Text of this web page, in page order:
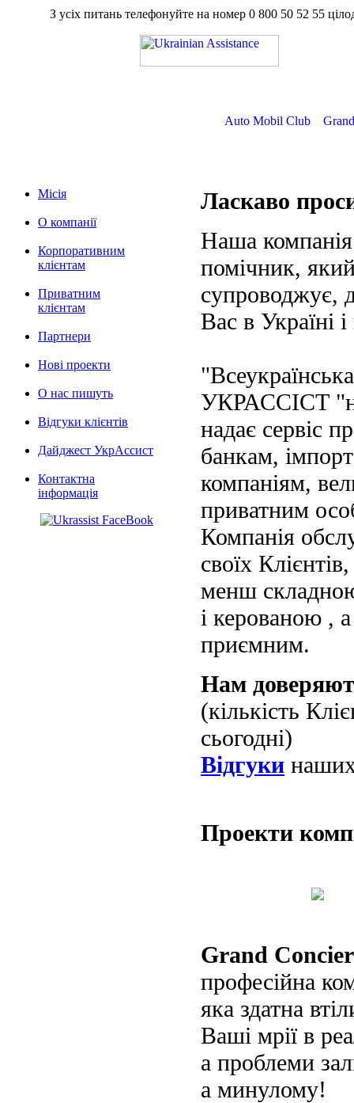
З усіх питань телефонуйте на номер 0 800 50 52 55
Auto Mobil Club
Місія
О компанії
Корпоративним
клієнтам
Приватним
клієнтам
Партнери
Нові проекти
О нас пишуть
Відгуки клієнтів
Дайджест УкрАссист
Контактна
інформація
Ласкаво
Наша
помічник,
супроводжує,
Вас в Україні
УКРАССІСТ
надає сервіс
банкам,
компаніям,
приватним
Компанія
своїх
менш
і керованою ,
приємним.
Нам
(кількість
сьогодні)
Відгуки наших
Проекти
Grand
професійна
яка здатна
Ваші мрії в
а проблеми
а минулому!